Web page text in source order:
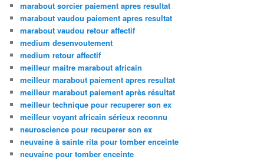
marabout sorcier paiement apres resultat
marabout vaudou paiement apres resultat
marabout vaudou retour affectif
medium desenvoutement
medium retour affectif
meilleur maitre marabout africain
meilleur marabout paiement apres resultat
meilleur marabout paiement après résultat
meilleur technique pour recuperer son ex
meilleur voyant africain sérieux reconnu
neuroscience pour recuperer son ex
neuvaine à sainte rita pour tomber enceinte
neuvaine pour tomber enceinte